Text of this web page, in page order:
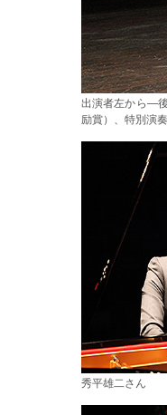
出演者左から―
励賞）、特別演
秀平雄二さん